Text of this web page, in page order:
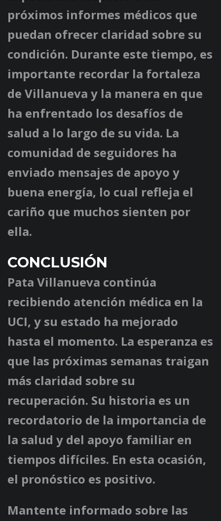
próximos informes médicos que
puedan ofrecer claridad sobre su
condición. Durante este tiempo, es
importante recordar la fortaleza
de Villanueva y la manera en que
ha enfrentado los desafíos de
salud a lo largo de su vida. La
comunidad de seguidores ha
enviado mensajes de apoyo y
buena energía, lo cual refleja el
cariño que muchos sienten por
ella.
CONCLUSIÓN
Pata Villanueva continúa
recibiendo atención médica en la
UCI, y su estado ha mejorado
hasta el momento. La esperanza es
que las próximas semanas traigan
más claridad sobre su
recuperación. Su historia es un
recordatorio de la importancia de
la salud y del apoyo familiar en
tiempos difíciles. En esta ocasión,
el pronóstico es positivo.
Mantente informado sobre las